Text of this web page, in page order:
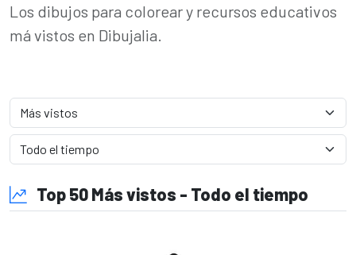
Los dibujos para colorear y recursos educativos
má vistos en Dibujalia.
Top 50 Más vistos - Todo el tiempo